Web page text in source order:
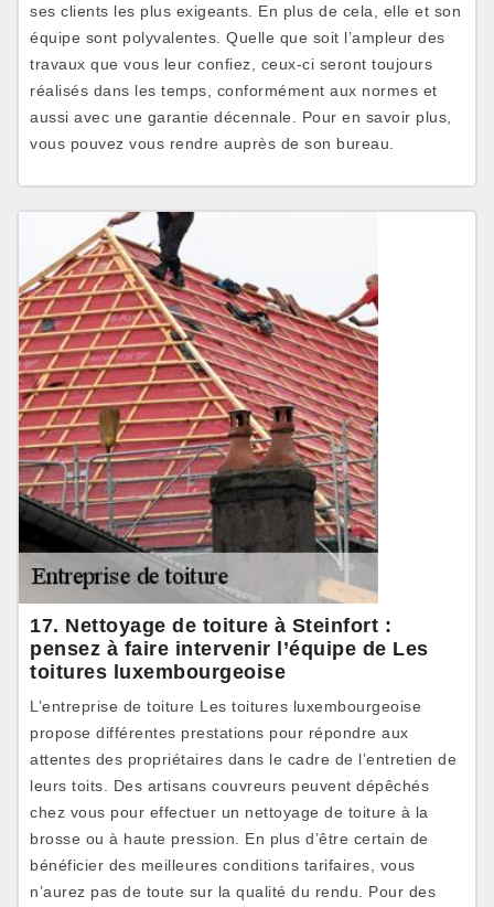
ses clients les plus exigeants. En plus de cela, elle et son
équipe sont polyvalentes. Quelle que soit l’ampleur des
travaux que vous leur confiez, ceux-ci seront toujours
réalisés dans les temps, conformément aux normes et
aussi avec une garantie décennale. Pour en savoir plus,
vous pouvez vous rendre auprès de son bureau.
17. Nettoyage de toiture à Steinfort :
pensez à faire intervenir l’équipe de Les
toitures luxembourgeoise
L’entreprise de toiture Les toitures luxembourgeoise
propose différentes prestations pour répondre aux
attentes des propriétaires dans le cadre de l’entretien de
leurs toits. Des artisans couvreurs peuvent dépêchés
chez vous pour effectuer un nettoyage de toiture à la
brosse ou à haute pression. En plus d’être certain de
bénéficier des meilleures conditions tarifaires, vous
n’aurez pas de toute sur la qualité du rendu. Pour des